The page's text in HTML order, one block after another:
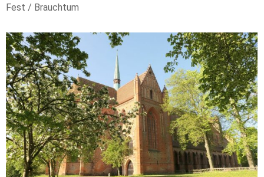
Fest / Brauchtum